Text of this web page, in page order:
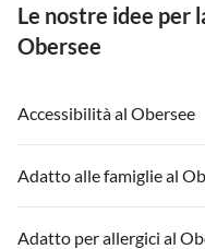
Le nostre idee per
Obersee
Accessibilità al Obersee
Adatto alle famiglie al
Adatto per allergici al